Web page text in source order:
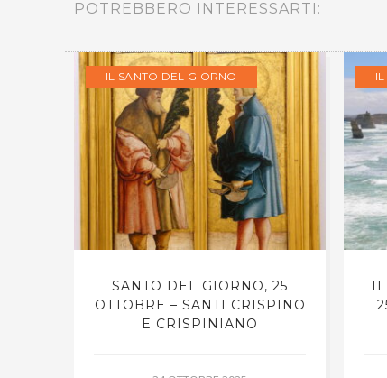
POTREBBERO INTERESSARTI:
IL SANTO DEL GIORNO
SANTO DEL GIORNO, 25
OTTOBRE – SANTI CRISPINO
E CRISPINIANO